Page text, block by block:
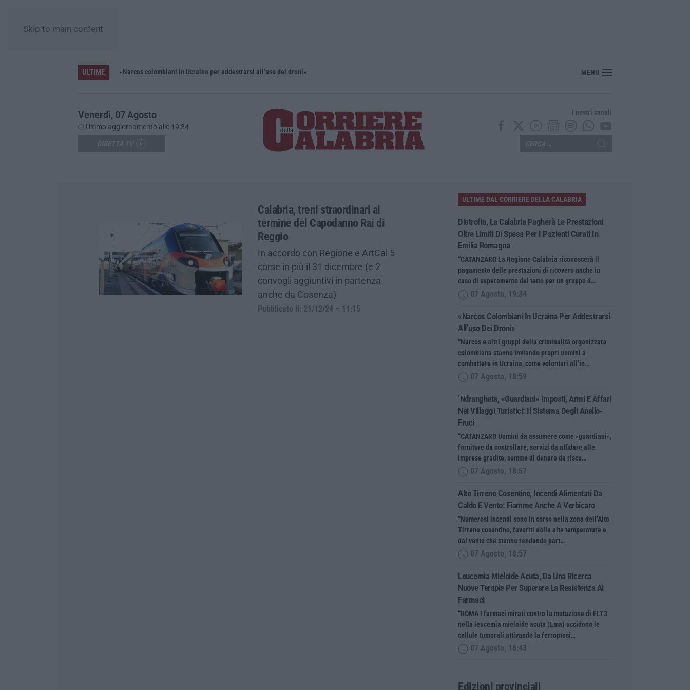
Skip to main content
ULTIME
Distrofia, la Calabria pagherà le prestazioni oltre limiti di spesa per i pazienti curati in Emilia Romagna «Narcos colombiani in Ucraina per addestrarsi all’uso dei droni» ’Ndrangheta, «guardiani» imposti, armi e affari nei villaggi turistici: il sistema degli
MENU
Venerdì, 07 Agosto
Ultimo aggiornamento alle 19:34
I nostri canali
Calabria, treni straordinari al
termine del Capodanno Rai di
Reggio
In accordo con Regione e ArtCal 5
corse in più il 31 dicembre (e 2
convogli aggiuntivi in partenza
anche da Cosenza)
Pubblicato il: 21/12/24 – 11:15
ULTIME DAL CORRIERE DELLA CALABRIA
Distrofia, La Calabria Pagherà Le Prestazioni
Oltre Limiti Di Spesa Per I Pazienti Curati In
Emilia Romagna
“CATANZARO La Regione Calabria riconoscerà il
pagamento delle prestazioni di ricovero anche in
caso di superamento del tetto per un gruppo d…
07 Agosto, 19:34
«Narcos Colombiani In Ucraina Per Addestrarsi
All’uso Dei Droni»
“Narcos e altri gruppi della criminalità organizzata
colombiana stanno inviando propri uomini a
combattere in Ucraina, come volontari all’in…
07 Agosto, 18:59
’Ndrangheta, «guardiani» Imposti, Armi E Affari
Nei Villaggi Turistici: Il Sistema Degli Anello-
Fruci
“CATANZARO Uomini da assumere come «guardiani»,
forniture da controllare, servizi da affidare alle
imprese gradite, somme di denaro da riscu…
07 Agosto, 18:57
Alto Tirreno Cosentino, Incendi Alimentati Da
Caldo E Vento: Fiamme Anche A Verbicaro
“Numerosi incendi sono in corso nella zona dell’Alto
Tirreno cosentino, favoriti dalle alte temperature e
dal vento che stanno rendendo part…
07 Agosto, 18:57
Leucemia Mieloide Acuta, Da Una Ricerca
Nuove Terapie Per Superare La Resistenza Ai
Farmaci
“ROMA I farmaci mirati contro la mutazione di FLT3
nella leucemia mieloide acuta (Lma) uccidono le
cellule tumorali attivando la ferroptosi…
07 Agosto, 18:43
Edizioni provinciali